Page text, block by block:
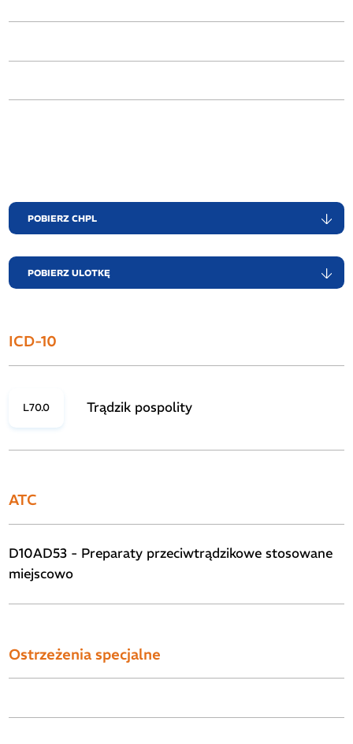
POBIERZ CHPL
POBIERZ ULOTKĘ
ICD-10
L70.0 Trądzik pospolity
ATC
D10AD53 - Preparaty przeciwtrądzikowe stosowane
miejscowo
Ostrzeżenia specjalne